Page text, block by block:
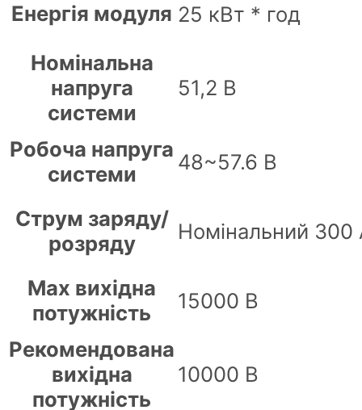
Енергія модуля 25 кВт * год
Номінальна
напруга
системи
51,2 В
Робоча напруга
системи
48~57.6 В
Струм заряду/
розряду
Номінальний 300
Max вихідна
потужність
15000 В
Рекомендована
вихідна
потужність
10000 В